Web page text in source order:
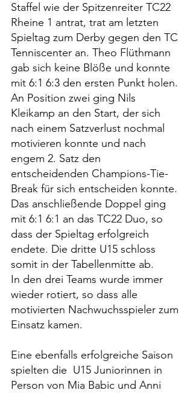
Staffel wie der Spitzenreiter TC22
Rheine 1 antrat, trat am letzten
Spieltag zum Derby gegen den TC
Tenniscenter an. Theo Flüthmann
gab sich keine Blöße und konnte
mit 6:1 6:3 den ersten Punkt holen.
An Position zwei ging Nils
Kleikamp an den Start, der sich
nach einem Satzverlust nochmal
motivieren konnte und nach
engem 2. Satz den
entscheidenden Champions-Tie-
Break für sich entscheiden konnte.
Das anschließende Doppel ging
mit 6:1 6:1 an das TC22 Duo, so
dass der Spieltag erfolgreich
endete. Die dritte U15 schloss
somit in der Tabellenmitte ab.
In den drei Teams wurde immer
wieder rotiert, so dass alle
motivierten Nachwuchsspieler zum
Einsatz kamen.
Eine ebenfalls erfolgreiche Saison
spielten die U15 Juniorinnen in
Person von Mia Babic und Anni